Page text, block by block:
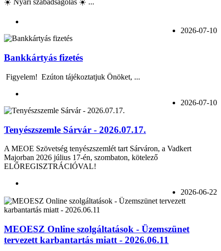
☀️ Nyári szabadságolás ☀️ ...
2026-07-10
Bankkártyás fizetés
Figyelem! Ezúton tájékoztatjuk Önöket, ...
2026-07-10
Tenyészszemle Sárvár - 2026.07.17.
A MEOE Szövetség tenyészszemlét tart Sárváron, a Vadkert
Majorban 2026 július 17-én, szombaton, kötelező
ELŐREGISZTRÁCIÓVAL!
2026-06-22
MEOESZ Online szolgáltatások - Üzemszünet
tervezett karbantartás miatt - 2026.06.11